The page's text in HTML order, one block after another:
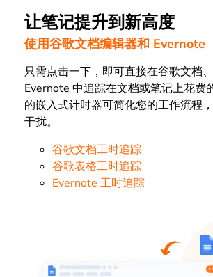
让笔记提升到新高度
使用谷歌文档编辑器和 Evernote
只需点击一下，即可直接在谷歌文档
Evernote 中追踪在文档或笔记上花费
的嵌入式计时器可简化您的工作流程
干扰。
谷歌文档工时追踪
谷歌表格工时追踪
Evernote 工时追踪